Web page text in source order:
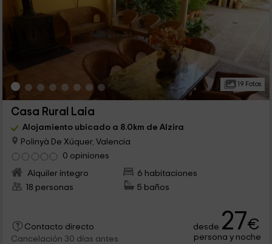
19 Fotos
Casa Rural Laia
Alojamiento ubicado a 8.0km de Alzira
Polinyà De Xúquer, Valencia
0 opiniones
Alquiler íntegro
6 habitaciones
18 personas
5 baños
Contacto directo
Cancelación 30 días antes
desde 27€
persona y noche